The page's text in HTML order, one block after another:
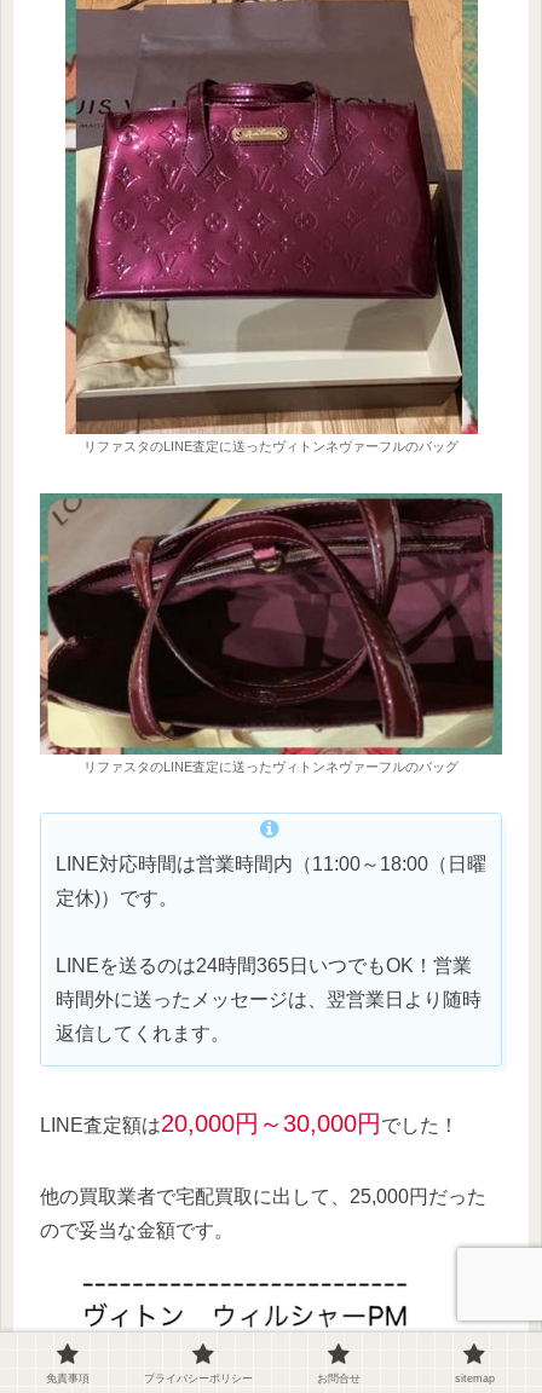
リファスタのLINE査定に送ったヴィトンネヴァーフルのバッグ
リファスタのLINE査定に送ったヴィトンネヴァーフルのバッグ
LINE対応時間は営業時間内（11:00～18:00（日曜
定休)）です。
LINEを送るのは24時間365日いつでもOK！営業
時間外に送ったメッセージは、翌営業日より随時
返信してくれます。
LINE査定額は20,000円～30,000円 でした！
他の買取業者で宅配買取に出して、25,000円だった
ので妥当な金額です。
免責事項 プライバシーポリシー お問合せ sitemap